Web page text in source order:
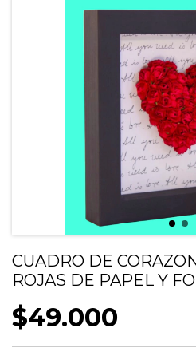
CUADRO DE
ROJAS DE PAPEL Y
$49.000